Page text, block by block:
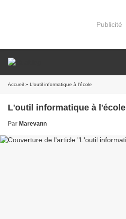
Publicité
Accueil » L'outil informatique à l'école
L'outil informatique à l'école
Par Marevann